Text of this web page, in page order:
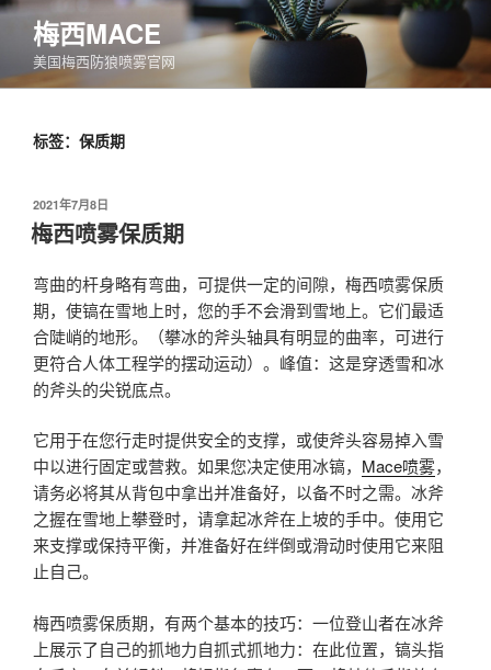
跳
容
梅西MACE
美国梅西防狼喷雾官网
标签：保质期
发
布
于
2021年7月8日
梅西喷雾保质期
弯曲的杆身略有弯曲，可提供一定的间隙，梅西喷雾保质
期，使镐在雪地上时，您的手不会滑到雪地上。它们最适
合陡峭的地形。（攀冰的斧头轴具有明显的曲率，可进行
更符合人体工程学的摆动运动）。峰值：这是穿透雪和冰
的斧头的尖锐底点。
它用于在您行走时提供安全的支撑，或使斧头容易掉入雪
中以进行固定或营救。如果您决定使用冰镐， Mace喷雾，
请务必将其从背包中拿出并准备好，以备不时之需。冰斧
之握在雪地上攀登时，请拿起冰斧在上坡的手中。使用它
来支撑或保持平衡，并准备好在绊倒或滑动时使用它来阻
止自己。
梅西喷雾保质期，有两个基本的技巧：一位登山者在冰斧
上展示了自己的抓地力自抓式抓地力：在此位置，镐头指